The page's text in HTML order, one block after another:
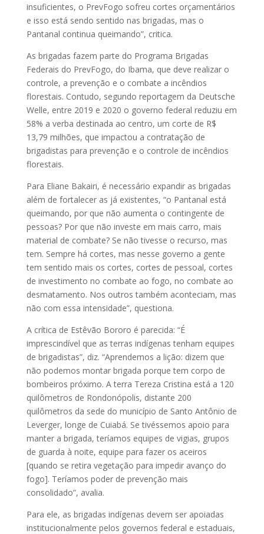
insuficientes, o PrevFogo sofreu cortes orçamentários
e isso está sendo sentido nas brigadas, mas o
Pantanal continua queimando”, critica.
As brigadas fazem parte do Programa Brigadas
Federais do PrevFogo, do Ibama, que deve realizar o
controle, a prevenção e o combate a incêndios
florestais. Contudo, segundo reportagem da Deutsche
Welle, entre 2019 e 2020 o governo federal reduziu em
58% a verba destinada ao centro, um corte de R$
13,79 milhões, que impactou a contratação de
brigadistas para prevenção e o controle de incêndios
florestais.
Para Eliane Bakairi, é necessário expandir as brigadas
além de fortalecer as já existentes, “o Pantanal está
queimando, por que não aumenta o contingente de
pessoas? Por que não investe em mais carro, mais
material de combate? Se não tivesse o recurso, mas
tem. Sempre há cortes, mas nesse governo a gente
tem sentido mais os cortes, cortes de pessoal, cortes
de investimento no combate ao fogo, no combate ao
desmatamento. Nos outros também aconteciam, mas
não com essa intensidade”, questiona.
A crítica de Estêvão Bororo é parecida: “É
imprescindível que as terras indígenas tenham equipes
de brigadistas”, diz. “Aprendemos a lição: dizem que
não podemos montar brigada porque tem corpo de
bombeiros próximo. A terra Tereza Cristina está a 120
quilômetros de Rondonópolis, distante 200
quilômetros da sede do município de Santo Antônio de
Leverger, longe de Cuiabá. Se tivéssemos apoio para
manter a brigada, teríamos equipes de vigias, grupos
de guarda à noite, equipe para fazer os aceiros
[quando se retira vegetação para impedir avanço do
fogo]. Teríamos poder de prevenção mais
consolidado”, avalia.
Para ele, as brigadas indígenas devem ser apoiadas
institucionalmente pelos governos federal e estaduais,